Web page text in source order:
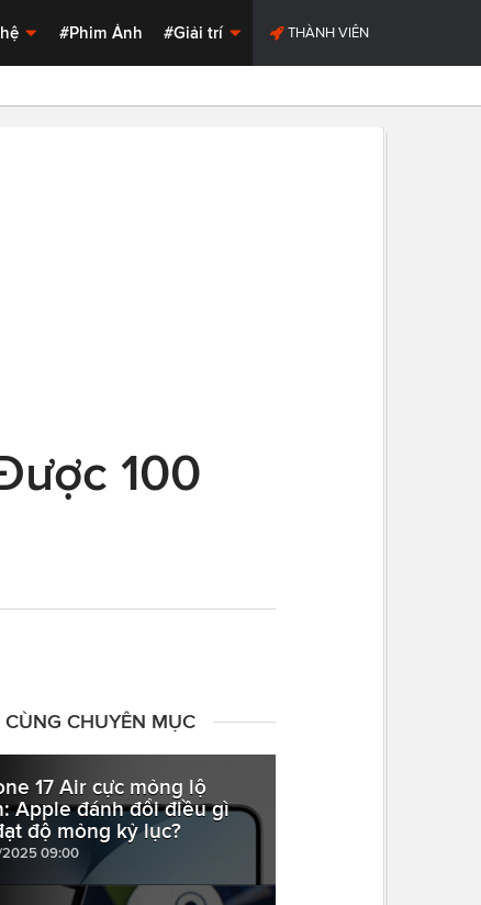
#Phim Ảnh #Giải trí THÀNH VIÊN
100
CÙNG CHUYÊN MỤC
17 Air cực mỏng lộ
Apple đánh đổi điều gì
độ mỏng kỷ lục?
2025 09:00